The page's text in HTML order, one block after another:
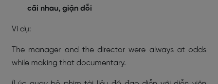
cãi nhau, giận dỗi
Ví dụ:
The manager and the director were always at odds
while making that documentary.